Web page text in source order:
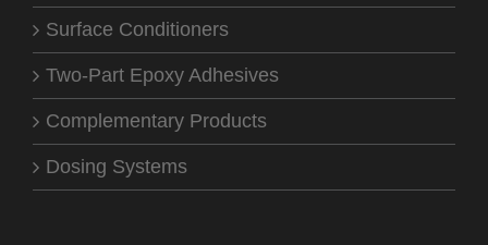
Surface Conditioners
Two-Part Epoxy Adhesives
Complementary Products
Dosing Systems